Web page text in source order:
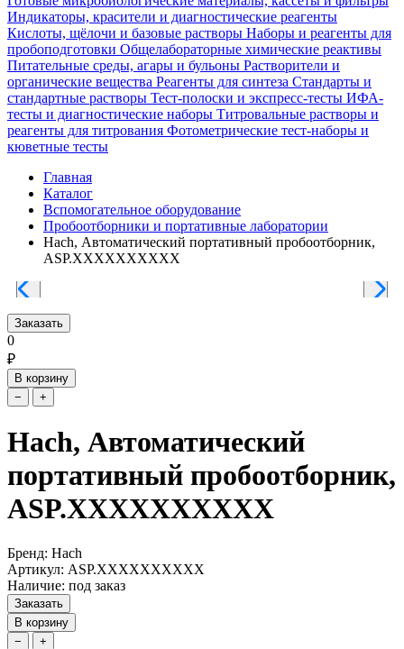
Индикаторы, красители и диагностические реагенты
Кислоты, щёлочи и базовые растворы Наборы и реагенты для
пробоподготовки Общелабораторные химические реактивы
Питательные среды, агары и бульоны Растворители и
органические вещества Реагенты для синтеза Стандарты и
стандартные растворы Тест-полоски и экспресс-тесты ИФА-
тесты и диагностические наборы Титровальные растворы и
реагенты для титрования Фотометрические тест-наборы и
кюветные тесты
Главная
Каталог
Вспомогательное оборудование
Пробоотборники и портативные лаборатории
Hach, Автоматический портативный пробоотборник,
ASP.XXXXXXXXXX
Заказать
0
₽
В корзину
−
+
Hach, Автоматический
портативный пробоотборник,
ASP.XXXXXXXXXX
Бренд: Hach
Артикул: ASP.XXXXXXXXXX
Наличие: под заказ
Заказать
В корзину
−
+